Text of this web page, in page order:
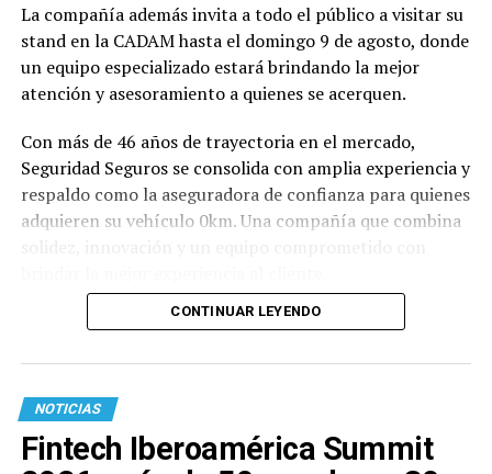
La compañía además invita a todo el público a visitar su
stand en la CADAM hasta el domingo 9 de agosto, donde
un equipo especializado estará brindando la mejor
atención y asesoramiento a quienes se acerquen.
Con más de 46 años de trayectoria en el mercado,
Seguridad Seguros se consolida con amplia experiencia y
respaldo como la aseguradora de confianza para quienes
adquieren su vehículo 0km. Una compañía que combina
CONTINUAR LEYENDO
NOTICIAS
Fintech Iberoamérica Summit